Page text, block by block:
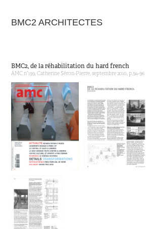
BMC2 ARCHITECTES
BMC2, de la réhabilitation du hard french
AMC n°199, Catherine Séron-Pierre, septembre 2010, p.94-96